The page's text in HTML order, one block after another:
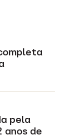
pela
anos de